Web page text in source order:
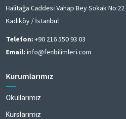
Halitağa Caddesi Vahap Bey Sokak No:22
Kadıköy / İstanbul
Telefon: +90 216 550 93 03
Email: info@fenbilimleri.com
Kurumlarımız
Okullarımız
Kurslarımız